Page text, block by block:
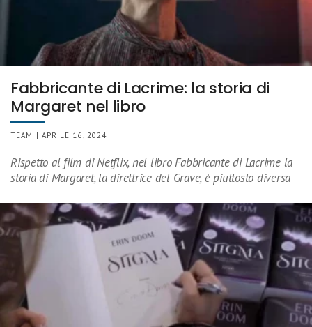
Fabbricante di Lacrime: la storia di
Margaret nel libro
TEAM | APRILE 16, 2024
Rispetto al film di Netflix, nel libro Fabbricante di Lacrime la
storia di Margaret, la direttrice del Grave, è piuttosto diversa